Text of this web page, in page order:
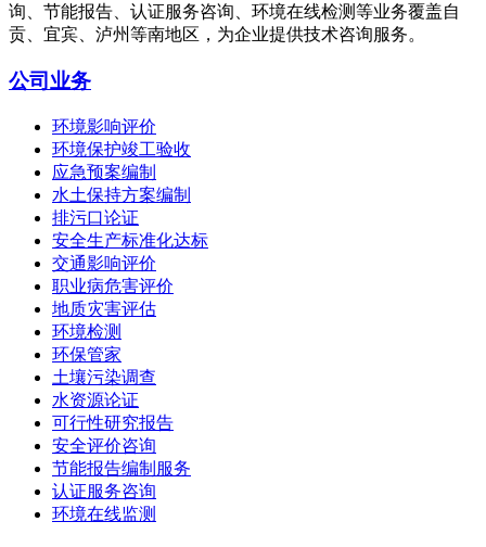
询、节能报告、认证服务咨询、环境在线检测等业务覆盖自
贡、宜宾、泸州等南地区，为企业提供技术咨询服务。
公司业务
环境影响评价
环境保护竣工验收
应急预案编制
水土保持方案编制
排污口论证
安全生产标准化达标
交通影响评价
职业病危害评价
地质灾害评估
环境检测
环保管家
土壤污染调查
水资源论证
可行性研究报告
安全评价咨询
节能报告编制服务
认证服务咨询
环境在线监测